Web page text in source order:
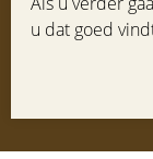
u dat goed